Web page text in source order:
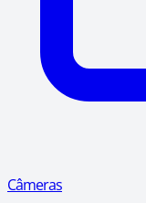
Câmeras